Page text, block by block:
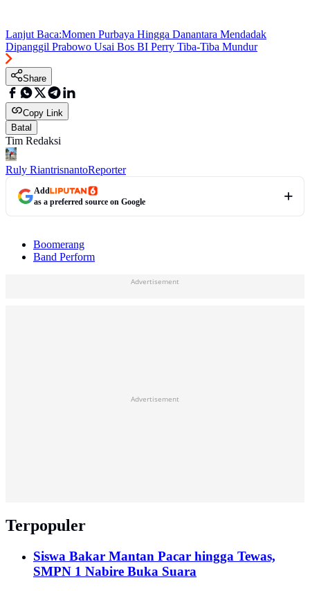
Lanjut Baca:Momen Purbaya Hingga Danantara Mendadak
Dipanggil Prabowo Usai Bos BI Perry Tiba-Tiba Mundur
Share
Copy Link
Batal
Tim Redaksi
Ruly RiantrisnantoReporter
Add
as a preferred source on Google
Boomerang
Band Perform
Advertisement
Advertisement
Terpopuler
Siswa Bakar Mantan Pacar hingga Tewas,
SMPN 1 Nabire Buka Suara